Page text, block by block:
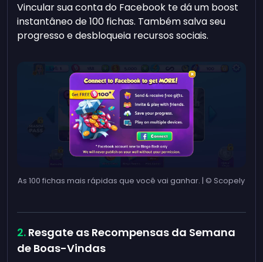
Vincular sua conta do Facebook te dá um boost
instantâneo de 100 fichas. Também salva seu
progresso e desbloqueia recursos sociais.
As 100 fichas mais rápidas que você vai ganhar. | © Scopely
Resgate as Recompensas da Semana
de Boas-Vindas